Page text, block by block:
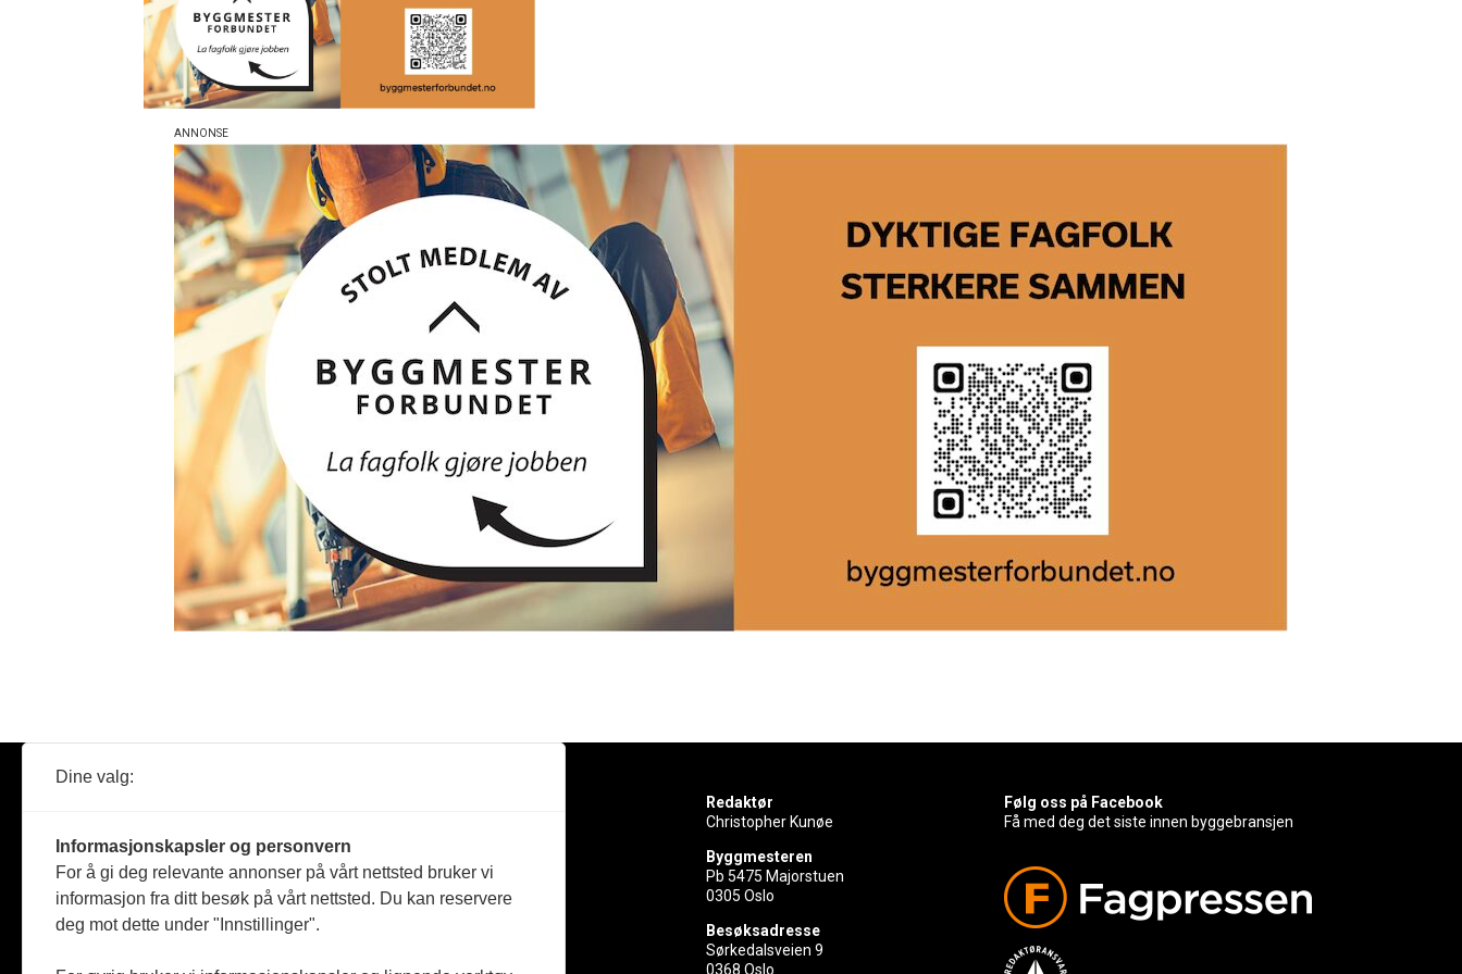
Reportasje
Produkter
Jobbmarked
Redaktør
Christopher Kunøe
Byggmesteren
Pb 5475 Majorstuen
0305 Oslo
Besøksadresse
Sørkedalsveien 9
0368 Oslo
Følg oss på Facebook
Få med deg det siste innen byggebransjen
Dine valg:
Informasjonskapsler og personvern
For å gi deg relevante annonser på vårt nettsted bruker vi
informasjon fra ditt besøk på vårt nettsted. Du kan reservere
deg mot dette under "Innstillinger".